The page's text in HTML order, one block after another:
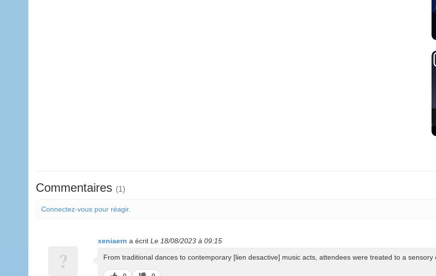
Commentaires (1)
Connectez-vous pour réagir.
xeniaern a écrit Le 18/08/2023 à 09:15
From traditional dances to contemporary [lien desactive] music acts, attendees were treated to a